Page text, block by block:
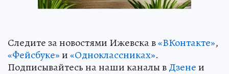
Следите за новостями Ижевска в«ВКонтакте»,
«Фейсбуке»и«Одноклассниках».
Подписывайтесь на наши каналы вДзенеи